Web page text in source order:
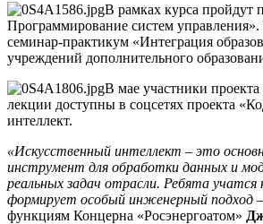
В рамках курса пройдут
Программирование систем
семинар-практикум «Интеграция
учреждений дополнительного
В мае участники
лекции доступны в соцсетях проекта
интеллект.
«Искусственный интеллект – это
инструмент для обработки данных и
реальных задач отрасли. Ребята
формирует особый инженерный подход
функциям Концерна «Росэнергоатом»